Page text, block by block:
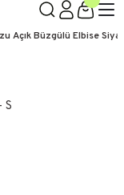
Açık Büzgülü Elbise
S